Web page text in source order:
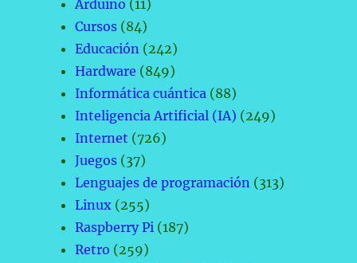
Arduino (11)
Cursos (84)
Educación (242)
Hardware (849)
Informática cuántica (88)
Inteligencia Artificial (IA) (249)
Internet (726)
Juegos (37)
Lenguajes de programación (313)
Linux (255)
Raspberry Pi (187)
Retro (259)